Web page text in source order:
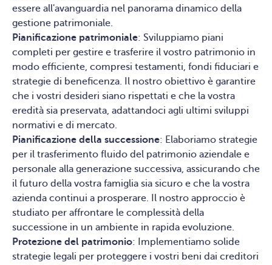
essere all'avanguardia nel panorama dinamico della
gestione patrimoniale.
Pianificazione patrimoniale: Sviluppiamo piani
completi per gestire e trasferire il vostro patrimonio in
modo efficiente, compresi testamenti, fondi fiduciari e
strategie di beneficenza. Il nostro obiettivo è garantire
che i vostri desideri siano rispettati e che la vostra
eredità sia preservata, adattandoci agli ultimi sviluppi
normativi e di mercato.
Pianificazione della successione: Elaboriamo strategie
per il trasferimento fluido del patrimonio aziendale e
personale alla generazione successiva, assicurando che
il futuro della vostra famiglia sia sicuro e che la vostra
azienda continui a prosperare. Il nostro approccio è
studiato per affrontare le complessità della
successione in un ambiente in rapida evoluzione.
Protezione del patrimonio: Implementiamo solide
strategie legali per proteggere i vostri beni dai creditori